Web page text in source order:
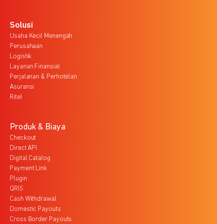
Solusi
Usaha Kecil Menengah
Perusahaan
Logistik
Layanan Finansial
Perjalanan & Perhotelan
Asuransi
Ritel
Produk & Biaya
Checkout
Direct API
Digital Catalog
Payment Link
Plugin
QRIS
Cash Withdrawal
Domestic Payouts
Cross Border Payouts